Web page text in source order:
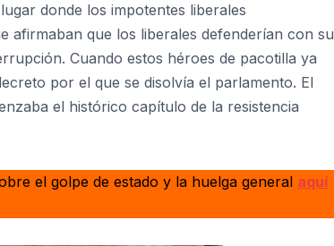
donde los impotentes liberales
afirmaban que los liberales defenderían con su
Cuando estos héroes de pacotilla ya
por el que se disolvía el parlamento. El
el histórico capítulo de la resistencia
el golpe de estado y la huelga general aquí